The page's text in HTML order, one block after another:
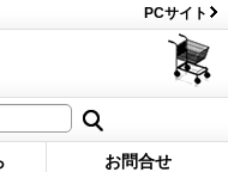
PCサイト
お問合せ